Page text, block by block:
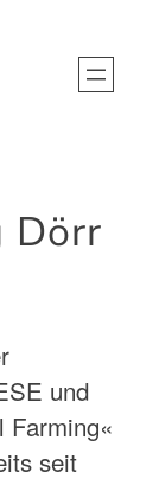
Dörr
und
Farming«
seit